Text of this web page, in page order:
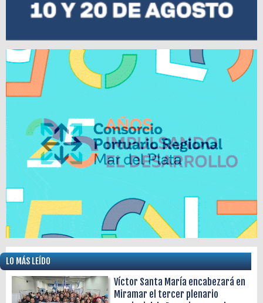
LO MÁS LEÍDO
Víctor Santa María encabezará en
Miramar el tercer plenario